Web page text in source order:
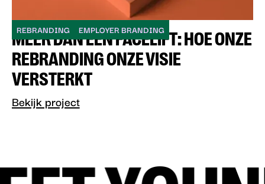
REBRANDING EMPLOYER BRANDING
MEER DAN EEN FACELIFT: HOE ONZE
REBRANDING ONZE VISIE
VERSTERKT
Bekijk project